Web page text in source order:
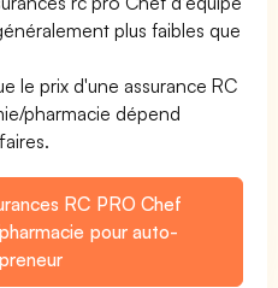
plus faibles que
le prix d'une assurance RC
pharmacie dépend
RC PRO Chef
pour auto-